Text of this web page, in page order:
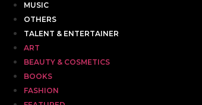
MUSIC
OTHERS
TALENT & ENTERTAINER
ART
BEAUTY & COSMETICS
BOOKS
FASHION